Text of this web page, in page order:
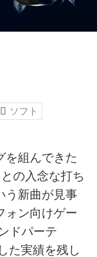
ソフト
を組んできた
の入念な打ち
う新曲が見事
ォン向けゲー
ドパーテ
た実績を残し